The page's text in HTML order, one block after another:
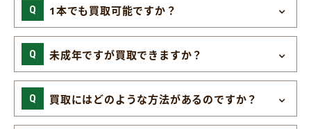
1本でも買取可能ですか？
未成年ですが買取できますか？
買取にはどのような方法があるのですか？